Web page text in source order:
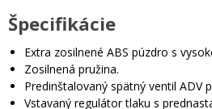
Špecifikácie
Extra zosilnené ABS púzdro s
Zosilnená pružina.
Predinštalovaný spätný ventil ADV
Vstavaný regulátor tlaku s